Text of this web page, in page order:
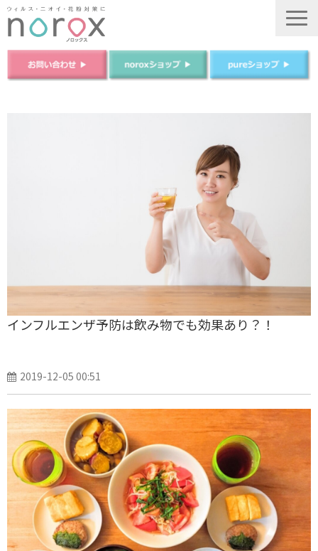
ノロックスPureについて
商品について
法人のお客様
ご購入はこちら
運営会社
インフルエンザ予防は飲み物でも効果あり？！
2019-12-05 00:51